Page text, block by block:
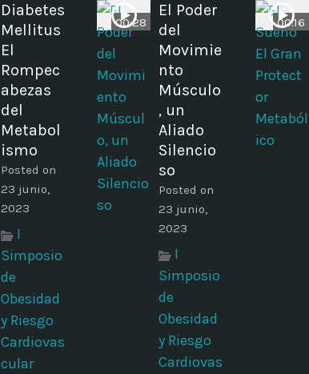
Diabetes
Mellitus
El
Rompec
abezas
del
Metabol
ismo
Posted on
23 junio,
2023
I
Simposio
de
Obesidad
y Riesgo
Cardiovas
cular
00:28
El Poder
del
Movimie
nto
Músculo
, un
Aliado
Silencio
so
Posted on
23 junio,
2023
I
Simposio
de
Obesidad
y Riesgo
Cardiovas
00:16